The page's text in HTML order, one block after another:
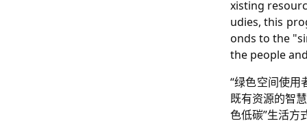
xisting
udies, this
onds to the
the people
“绿色空间使用
既有资源的智
色低碳”生活方